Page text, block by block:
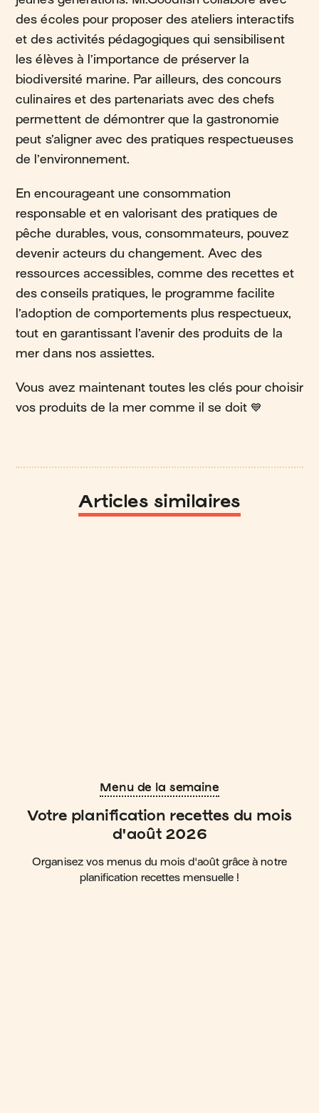
des écoles pour proposer des ateliers interactifs
et des activités pédagogiques qui sensibilisent
les élèves à l’importance de préserver la
biodiversité marine. Par ailleurs, des concours
culinaires et des partenariats avec des chefs
permettent de démontrer que la gastronomie
peut s’aligner avec des pratiques respectueuses
de l’environnement​.
En encourageant une consommation
responsable et en valorisant des pratiques de
pêche durables, vous, consommateurs, pouvez
devenir acteurs du changement. Avec des
ressources accessibles, comme des recettes et
des conseils pratiques, le programme facilite
l’adoption de comportements plus respectueux,
tout en garantissant l’avenir des produits de la
mer dans nos assiettes​.
Vous avez maintenant toutes les clés pour choisir
vos produits de la mer comme il se doit 💙
Articles similaires
Menu de la semaine
Votre planification recettes du mois
d'août 2026
Organisez vos menus du mois d'août grâce à notre
planification recettes mensuelle !